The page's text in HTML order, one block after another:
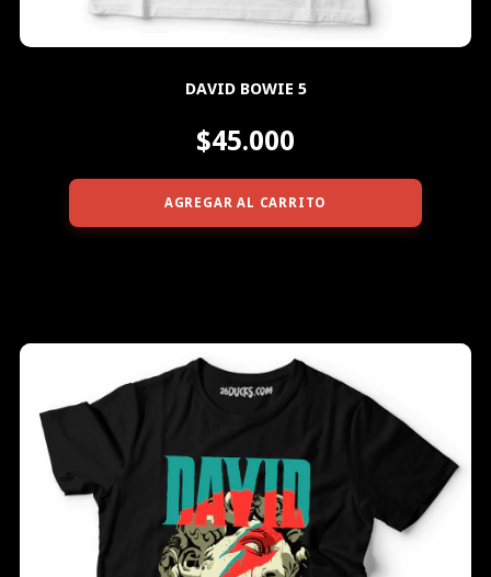
DAVID BOWIE 5
$45.000
AGREGAR AL CARRITO